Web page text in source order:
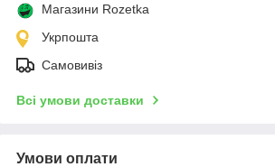
Магазини Rozetka
Укрпошта
Самовивіз
Всі умови доставки
Умови оплати